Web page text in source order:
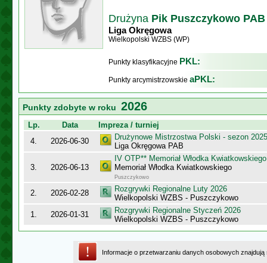
Drużyna Pik Puszczykowo PAB
Liga Okręgowa
Wielkopolski WZBS (WP)
Punkty klasyfikacyjne PKL:
Punkty arcymistrzowskie aPKL:
Punkty zdobyte w roku 2026
Lp. Data
Impreza / turniej
4.
2026-06-30
Drużynowe Mistrzostwa Polski - sezon
Liga Okręgowa PAB
3. 2026-06-13
IV OTP** Memoriał Włodka Kwiatkowskiego
Memoriał Włodka Kwiatkowskiego
Puszczykowo
2. 2026-02-28
Rozgrywki Regionalne Luty 2026
Wielkopolski WZBS - Puszczykowo
1.
2026-01-31
Rozgrywki Regionalne Styczeń 2026
Wielkopolski WZBS - Puszczykowo
Informacje o przetwarzaniu danych osobowych